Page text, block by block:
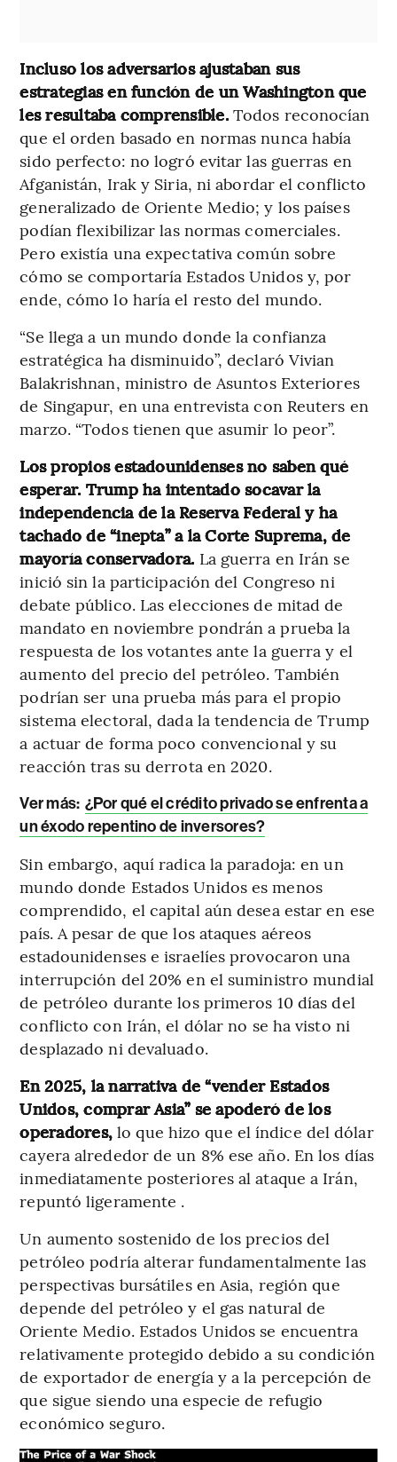
Incluso los adversarios ajustaban sus
estrategias en función de un Washington que
les resultaba comprensible.Todos reconocían
que el orden basado en normas nunca había
sido perfecto: no logró evitar las guerras en
Afganistán, Irak y Siria, ni abordar el conflicto
generalizado de Oriente Medio; y los países
podían flexibilizar las normas comerciales.
Pero existía una expectativa común sobre
cómo se comportaría Estados Unidos y, por
ende, cómo lo haría el resto del mundo.
“Se llega a un mundo donde la confianza
estratégica ha disminuido”, declaró Vivian
Balakrishnan, ministro de Asuntos Exteriores
de Singapur, en una entrevista con Reuters en
marzo. “Todos tienen que asumir lo peor”.
Los propios estadounidenses no saben qué
esperar. Trump ha intentado socavar la
independencia de la Reserva Federal y ha
tachado de “inepta” a la Corte Suprema, de
mayoría conservadora. La guerra en Irán se
inició sin la participación del Congreso ni
debate público. Las elecciones de mitad de
mandato en noviembre pondrán a prueba la
respuesta de los votantes ante la guerra y el
aumento del precio del petróleo. También
podrían ser una prueba más para el propio
sistema electoral, dada la tendencia de Trump
a actuar de forma poco convencional y su
reacción tras su derrota en 2020.
Ver más: ¿Por qué el crédito privado se enfrenta a
un éxodo repentino de inversores?
Sin embargo, aquí radica la paradoja: en un
mundo donde Estados Unidos es menos
comprendido, el capital aún desea estar en ese
país. A pesar de que los ataques aéreos
estadounidenses e israelíes provocaron una
interrupción del 20% en el suministro mundial
de petróleo durante los primeros 10 días del
conflicto con Irán, el dólar no se ha visto ni
desplazado ni devaluado.
En 2025, la narrativa de “vender Estados
Unidos, comprar Asia” se apoderó de los
operadores, lo que hizo que el índice del dólar
cayera alrededor de un 8% ese año. En los días
inmediatamente posteriores al ataque a Irán,
repuntó ligeramente .
Un aumento sostenido de los precios del
petróleo podría alterar fundamentalmente las
perspectivas bursátiles en Asia, región que
depende del petróleo y el gas natural de
Oriente Medio. Estados Unidos se encuentra
relativamente protegido debido a su condición
de exportador de energía y a la percepción de
que sigue siendo una especie de refugio
económico seguro.